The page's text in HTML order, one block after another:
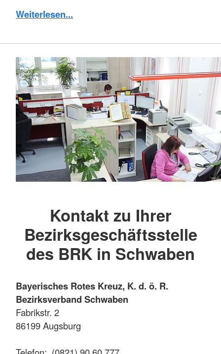
Weiterlesen...
Kontakt zu Ihrer
Bezirksgeschäftsstelle
des BRK in Schwaben
Bayerisches Rotes Kreuz, K. d. ö. R.
Bezirksverband Schwaben
Fabrikstr. 2
86199 Augsburg